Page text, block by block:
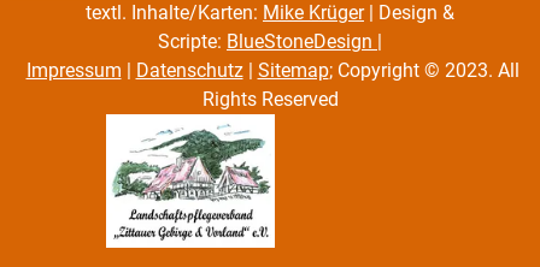
textl. Inhalte/Karten: Mike Krüger| Design &
Scripte: BlueStoneDesign
Impressum
Datenschutz| Sitemap; Copyright © 2023. All
Rights Reserved